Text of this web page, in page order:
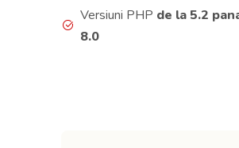
Versiuni PHP de la 5.2
8.0